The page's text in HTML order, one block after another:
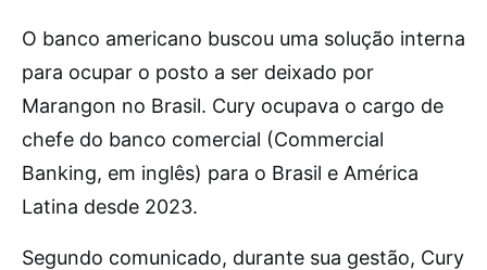
O banco americano buscou uma solução interna
para ocupar o posto a ser deixado por
Marangon no Brasil. Cury ocupava o cargo de
chefe do banco comercial (Commercial
Banking, em inglês) para o Brasil e América
Latina desde 2023.
Segundo comunicado, durante sua gestão, Cury